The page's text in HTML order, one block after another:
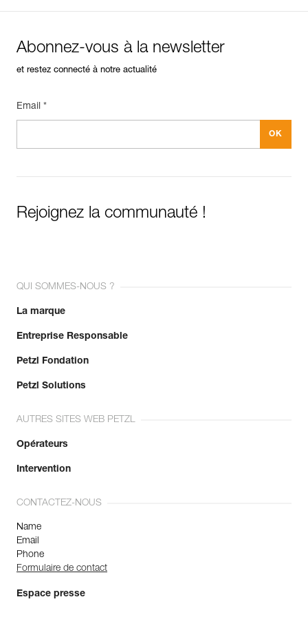
Abonnez-vous à la newsletter
et restez connecté à notre actualité
Email *
Rejoignez la communauté !
QUI SOMMES-NOUS ?
La marque
Entreprise Responsable
Petzl Fondation
Petzl Solutions
AUTRES SITES WEB PETZL
Opérateurs
Intervention
CONTACTEZ-NOUS
Name
Email
Phone
Formulaire de contact
Espace presse